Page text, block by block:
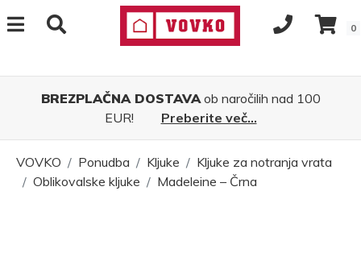
0
BREZPLAČNA DOSTAVAob naročilih nad 100
EUR!
Preberite več...
VOVKO Ponudba Kljuke
Kljuke za notranja vrata
Oblikovalske kljuke
Madeleine – Črna